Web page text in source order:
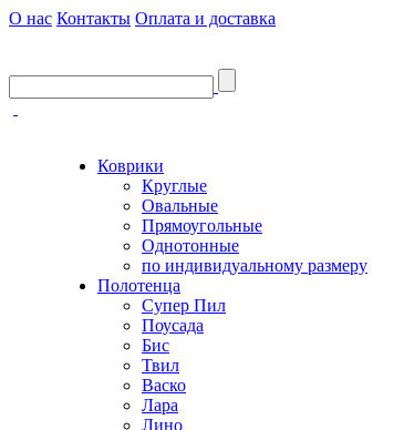
О нас Контакты Оплата и доставка
Коврики
Круглые
Овальные
Прямоугольные
Однотонные
по индивидуальному размеру
Полотенца
Супер Пил
Поусада
Бис
Твил
Васко
Лара
Лино